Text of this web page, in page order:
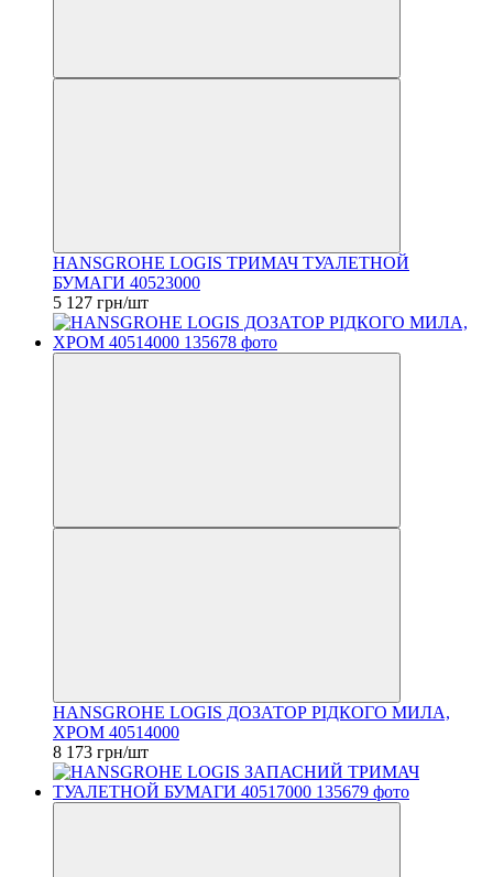
HANSGROHE LOGIS ТРИМАЧ ТУАЛЕТНОЙ
БУМАГИ 40523000
5 127 грн/шт
HANSGROHE LOGIS ДОЗАТОР РІДКОГО МИЛА,
ХРОМ 40514000
8 173 грн/шт